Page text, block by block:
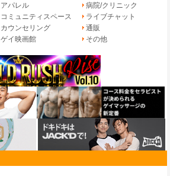
アパレル
病院/クリニック
コミュニティスペース
ライブチャット
カウンセリング
通販
ゲイ映画館 その他